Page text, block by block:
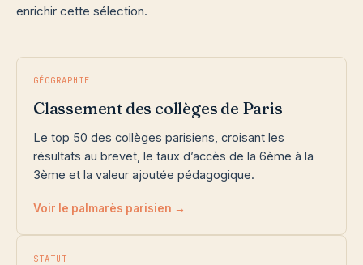
enrichir cette sélection.
GÉOGRAPHIE
Classement des collèges de Paris
Le top 50 des collèges parisiens, croisant les
résultats au brevet, le taux d’accès de la 6ème à la
3ème et la valeur ajoutée pédagogique.
Voir le palmarès parisien →
STATUT